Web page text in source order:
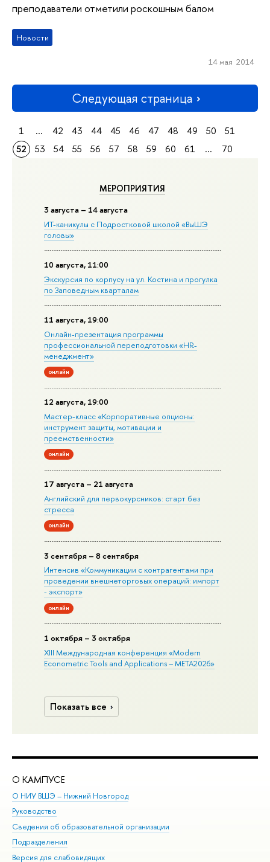
МЕРОПРИЯТИЯ
3 августа – 14 августа
ИТ-каникулы с Подростковой школой «ВыШЭ
головы»
10 августа, 11:00
Экскурсия по корпусу на ул. Костина и прогулка
по Заповедным кварталам
11 августа, 19:00
Онлайн-презентация программы
профессиональной переподготовки «HR-
менеджмент»
онлайн
12 августа, 19:00
Мастер-класс «Корпоративные опционы:
инструмент защиты, мотивации и
преемственности»
онлайн
17 августа – 21 августа
Английский для первокурсников: старт без
стресса
онлайн
3 сентября – 8 сентября
Интенсив «Коммуникации с контрагентами при
проведении внешнеторговых операций: импорт
- экспорт»
онлайн
1 октября – 3 октября
XIII Международная конференция «Modern
Econometric Tools and Applications – META2026»
Показать все
преподаватели отметили роскошным балом
Новости
14 мая 2014
Следующая страница
1 ... 42 43 44 45 46 47 48 49 50
51
52
53 54 55 56 57 58 59 60 61 ... 70
О КАМПУСЕ
О НИУ ВШЭ – Нижний Новгород
Руководство
Сведения об образовательной организации
Подразделения
Версия для слабовидящих